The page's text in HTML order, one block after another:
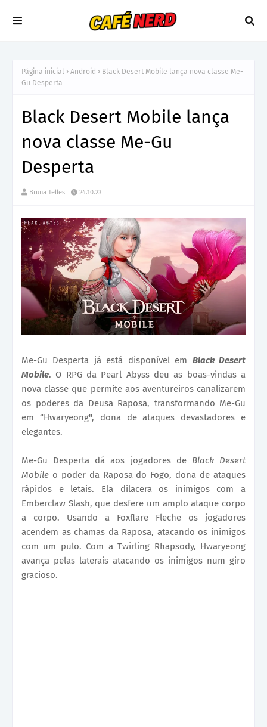
Página inicial Android
Black Desert Mobile lança nova classe Me-
Gu Desperta
Black Desert Mobile lança
nova classe Me-Gu
Desperta
Bruna Telles 24.10.23
Me-Gu Desperta já está disponível em Black Desert
Mobile. O RPG da Pearl Abyss deu as boas-vindas a
nova classe que permite aos aventureiros canalizarem
os poderes da Deusa Raposa, transformando Me-Gu
em “Hwaryeong", dona de ataques devastadores e
elegantes.
Me-Gu Desperta dá aos jogadores de Black Desert
Mobile o poder da Raposa do Fogo, dona de ataques
rápidos e letais. Ela dilacera os inimigos com a
Emberclaw Slash, que desfere um amplo ataque corpo
a corpo. Usando a Foxflare Fleche os jogadores
acendem as chamas da Raposa, atacando os inimigos
com um pulo. Com a Twirling Rhapsody, Hwaryeong
avança pelas laterais atacando os inimigos num giro
gracioso.